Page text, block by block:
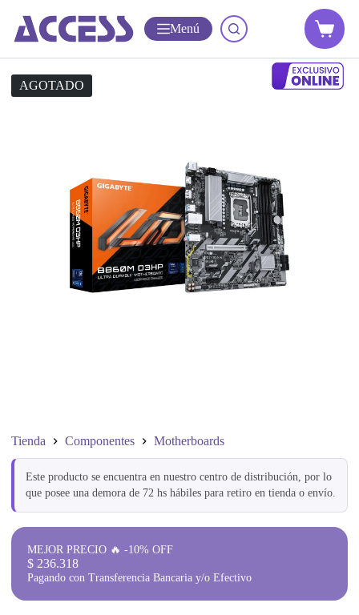
Menú
AGOTADO
Tienda Componentes Motherboards
Este producto se encuentra en nuestro centro de distribución, por lo
que posee una demora de 72 hs hábiles para retiro en tienda o envío.
MEJOR PRECIO 🔥 -10% OFF
$ 236.318
Pagando con Transferencia Bancaria y/o Efectivo